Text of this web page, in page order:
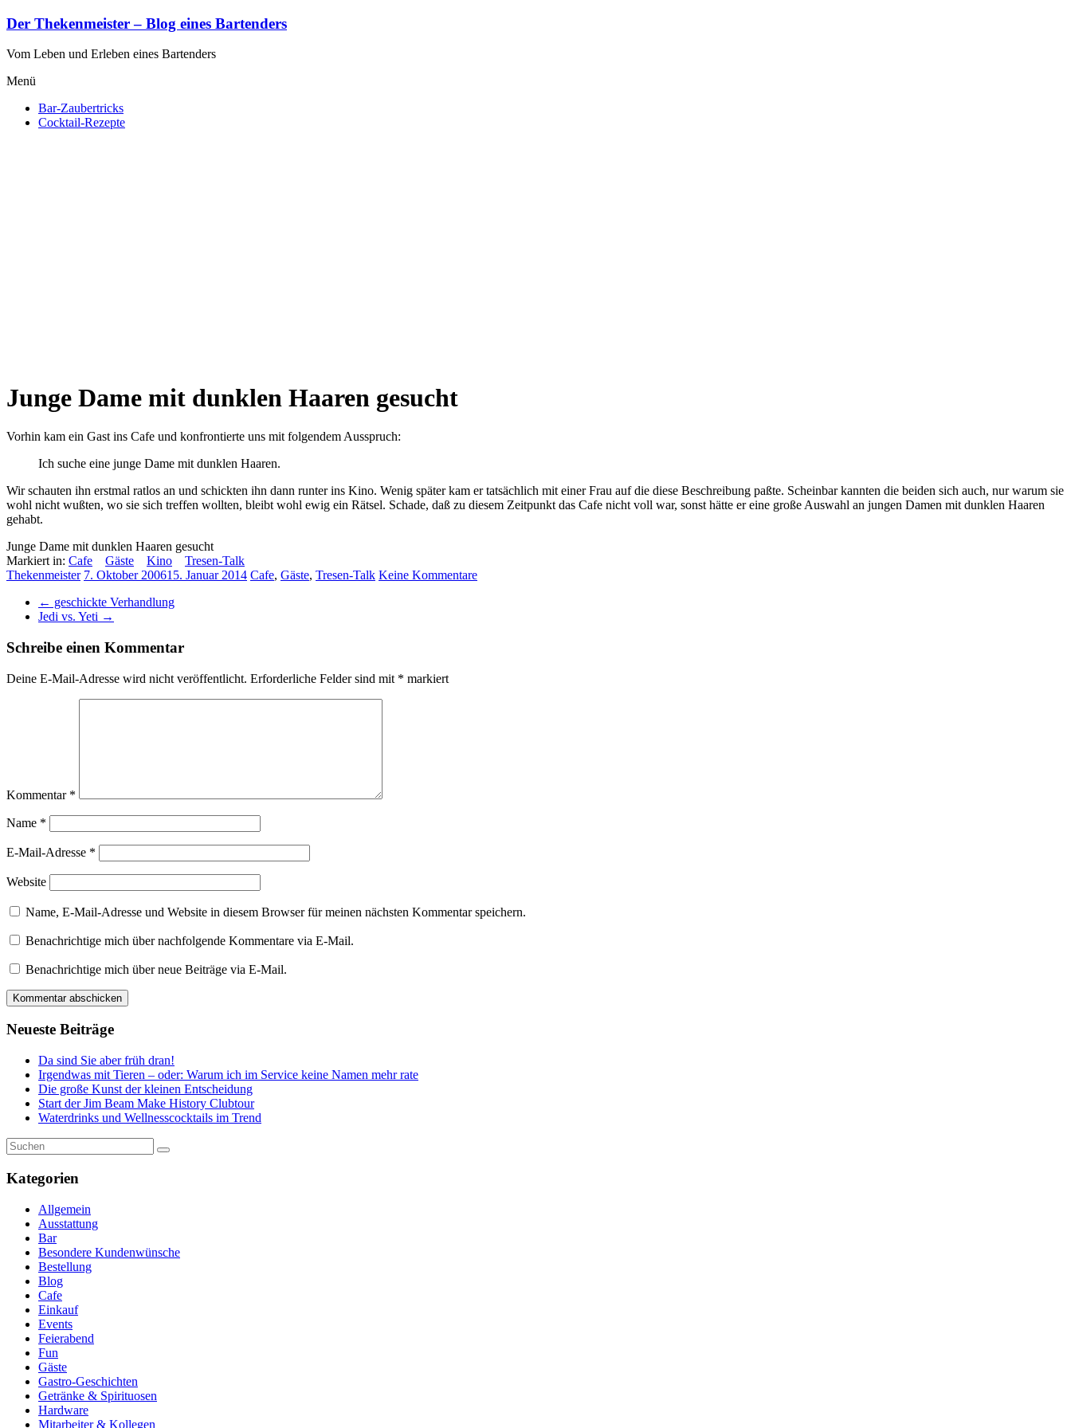
Zum
springen
Der Thekenmeister – Blog eines Bartenders
Vom Leben und Erleben eines Bartenders
Menü
Bar-Zaubertricks
Cocktail-Rezepte
Junge Dame mit dunklen Haaren gesucht
Vorhin kam ein Gast ins Cafe und konfrontierte uns mit folgendem Ausspruch:
Ich suche eine junge Dame mit dunklen Haaren.
Wir schauten ihn erstmal ratlos an und schickten ihn dann runter ins Kino. Wenig später kam er tatsächlich mit einer Frau auf die diese Beschreibung paßte. Scheinbar kannten die beiden sich auch, nur warum sie
wohl nicht wußten, wo sie sich treffen wollten, bleibt wohl ewig ein Rätsel. Schade, daß zu diesem Zeitpunkt das Cafe nicht voll war, sonst hätte er eine große Auswahl an jungen Damen mit dunklen Haaren
gehabt.
Junge Dame mit dunklen Haaren gesucht
Markiert in: Cafe Gäste Kino
Tresen-Talk
Thekenmeister 7. Oktober 200615. Januar 2014 Cafe, Gäste, Tresen-Talk Keine Kommentare
← geschickte Verhandlung
Jedi vs. Yeti →
Schreibe einen Kommentar
Deine E-Mail-Adresse wird nicht veröffentlicht. Erforderliche Felder sind mit * markiert
Kommentar *
Name *
E-Mail-Adresse *
Website
Name, E-Mail-Adresse und Website in diesem Browser für meinen nächsten Kommentar speichern.
Benachrichtige mich über nachfolgende Kommentare via E-Mail.
Benachrichtige mich über neue Beiträge via E-Mail.
Neueste Beiträge
Da sind Sie aber früh dran!
Irgendwas mit Tieren – oder: Warum ich im Service keine Namen mehr rate
Die große Kunst der kleinen Entscheidung
Start der Jim Beam Make History Clubtour
Waterdrinks und Wellnesscocktails im Trend
Kategorien
Allgemein
Ausstattung
Bar
Besondere Kundenwünsche
Bestellung
Blog
Cafe
Einkauf
Events
Feierabend
Fun
Gäste
Gastro-Geschichten
Getränke & Spirituosen
Hardware
Mitarbeiter & Kollegen